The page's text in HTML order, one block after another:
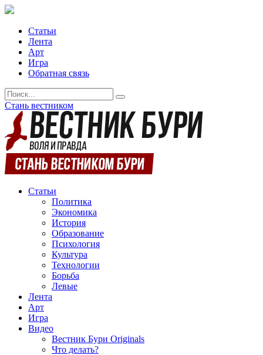
Статьи
Лента
Арт
Игра
Обратная связь
Стань вестником
Статьи
Политика
Экономика
История
Образование
Психология
Культура
Технологии
Борьба
Левые
Лента
Арт
Игра
Видео
Вестник Бури Originals
Что делать?